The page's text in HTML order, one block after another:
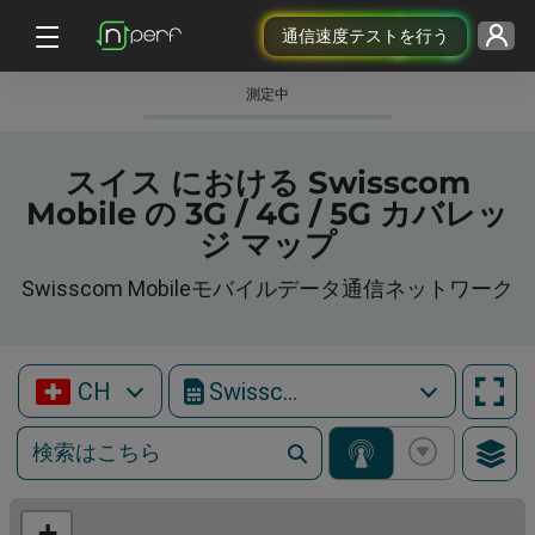
通信速度テストを行う
測定中
スイス における Swisscom
Mobile の 3G / 4G / 5G カバレッ
ジ マップ
Swisscom Mobileモバイルデータ通信ネットワーク
CH Swisscom Mobile